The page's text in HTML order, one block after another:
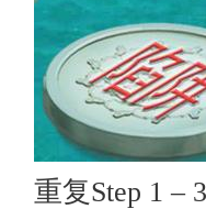
重复Step 1–3